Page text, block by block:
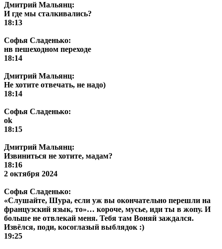
Дмитрий Мальянц:
И где мы сталкивались?
18:13
Софья Сладенько:
нв пешеходном переходе
18:14
Дмитрий Мальянц:
Не хотите отвечать, не надо)
18:14
Софья Сладенько:
ok
18:15
Дмитрий Мальянц:
Извиниться не хотите, мадам?
18:16
2 октября 2024
Софья Сладенько:
«Слушайте, Шура, если уж вы окончательно перешли на
французский язык, то»… короче, мусье, иди ты в жопу. И
больше не отвлекай меня. Тебя там Воняй заждался.
Извёлся, поди, косоглазый выблядок :)
19:25